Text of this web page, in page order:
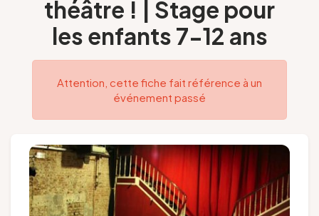
Nos suggestions
Pays de Liège
Suivez-nous
Presse
Groupes et voyagistes
théâtre ! | Stage pour
les enfants 7-12 ans
Attention, cette fiche fait référence à un
événement passé